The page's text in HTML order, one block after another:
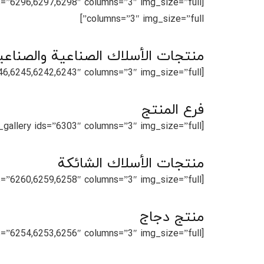
columns=”3″ img_size=”full”]
منتجات الأسلاك الصناعية
[us_gallery ids=”6250,6251,6246,6245,6242,6243″ columns=”3″ img_size=”full”]
فرع المنتج
[us_gallery ids=”6303″ columns=”3″ img_size=”full”]
منتجات الأسلاك الشائكة
[us_gallery ids=”6260,6259,6258″ columns=”3″ img_size=”full”]
منتج دجاج
[us_gallery ids=”6254,6253,6256″ columns=”3″ img_size=”full”]